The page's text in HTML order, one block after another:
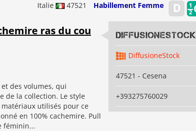
Italie 47521 Habillement Femme
ras du cou
des volumes, qui
de la collection. Le style
utilisés pour ce
en 100% cachemire. Pull
féminin...
DiffusioneStock
DiffusioneStock
47521 - Cesena
+393275760029